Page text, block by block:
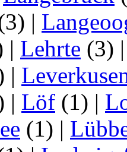
|
| Lehrte (3)
|
| Löf (1) |
(1) |